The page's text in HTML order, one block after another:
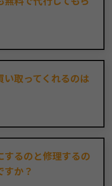
取ってくれるのは
するのと修理するの
すか？